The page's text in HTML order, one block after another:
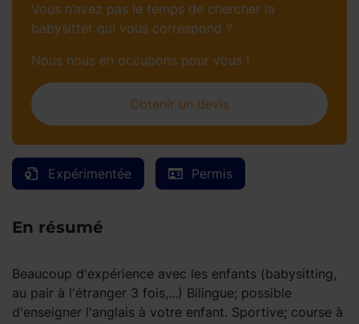
Expérimentée Permis
En résumé
Beaucoup d'expérience avec les enfants (babysitting,
au pair à l'étranger 3 fois,...) Bilingue; possible
d'enseigner l'anglais à votre enfant. Sportive; course à
Vous n’avez pas le temps de chercher la
babysitter qui vous correspond ?
Nous nous en occupons pour vous !
Obtenir un devis